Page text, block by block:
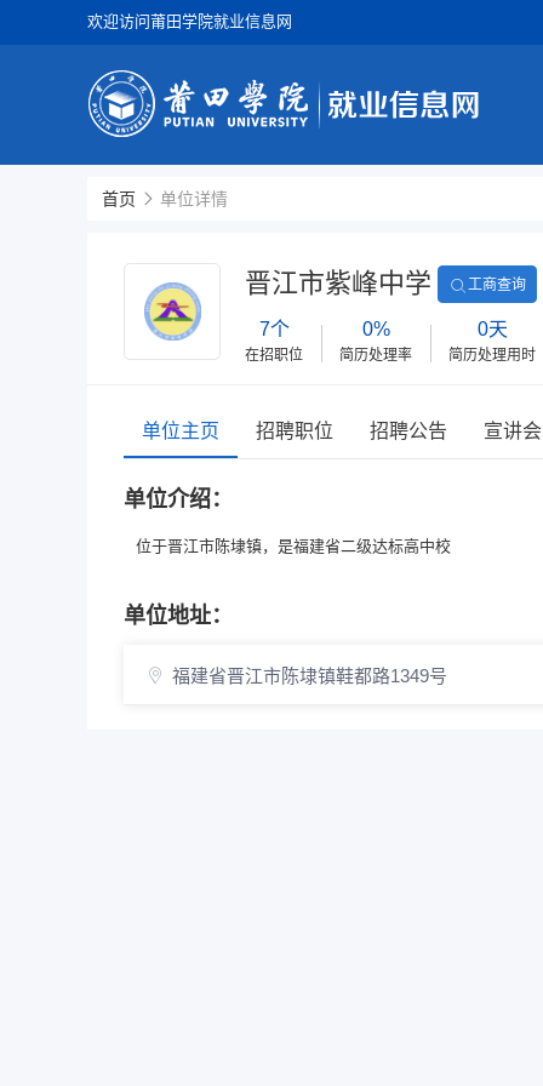
欢迎访问莆田学院就业信息网
首页 单位详情
晋江市紫峰中学 工商查询
7个
在招职位
0%
简历处理率
0天
简历处理用时
单位主页 招聘职位 招聘公告 宣讲会
单位介绍：
位于晋江市陈埭镇，是福建省二级达标高中校
单位地址：
福建省晋江市陈埭镇鞋都路1349号